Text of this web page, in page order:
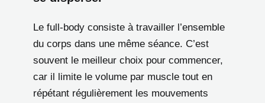
Le full-body consiste à travailler l’ensemble
du corps dans une même séance. C’est
souvent le meilleur choix pour commencer,
car il limite le volume par muscle tout en
répétant régulièrement les mouvements